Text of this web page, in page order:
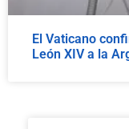
El Vaticano
León XIV a la